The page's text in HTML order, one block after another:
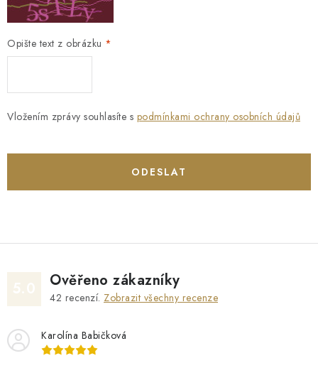
Opište text z obrázku
Vložením zprávy souhlasíte s podmínkami ochrany osobních údajů
ODESLAT
Ověřeno zákazníky
42 recenzí. Zobrazit všechny recenze
Karolína Babičková